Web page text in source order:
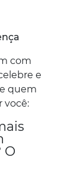
com
e
quem
você:
O